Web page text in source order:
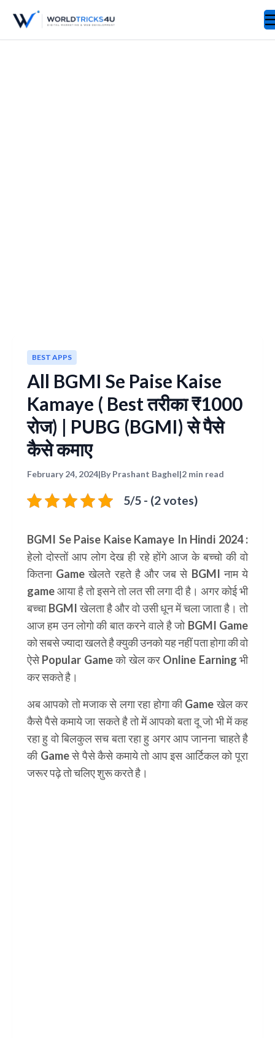
BEST APPS
All BGMI Se Paise Kaise
Kamaye ( Best तरीका ₹1000
रोज) | PUBG (BGMI) से पैसे
कैसे कमाए
February 24, 2024|By Prashant Baghel|2 min read
5/5 - (2 votes)
BGMI Se Paise Kaise Kamaye In Hindi 2024 :
हेलो दोस्तों आप लोग देख ही रहे होंगे आज के बच्चो की वो
कितना Game खेलते रहते है और जब से BGMI नाम ये
game आया है तो इसने तो लत सी लगा दी है। अगर कोई भी
बच्चा BGMI खेलता है और वो उसी धून में चला जाता है। तो
आज हम उन लोगो की बात करने वाले है जो BGMI Game
को सबसे ज्यादा खलते है क्युकी उनको यह नहीं पता होगा की वो
ऐसेPopular Gameको खेल कर Online Earning भी
कर सकते है।
अब आपको तो मजाक से लगा रहा होगा की Game खेल कर
कैसे पैसे कमाये जा सकते है तो में आपको बता दू जो भी में कह
रहा हु वो बिलकुल सच बता रहा हु अगर आप जानना चाहते है
की Game से पैसे कैसे कमाये तो आप इस आर्टिकल को पूरा
जरूर पढ़े तो चलिए शुरू करते है।